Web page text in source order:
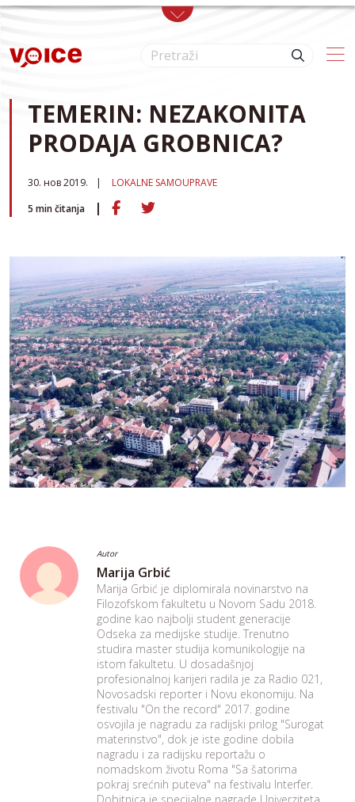
Skip to main content
TEMERIN: NEZAKONITA
PRODAJA GROBNICA?
30. нов 2019.
LOKALNE SAMOUPRAVE
5 min čitanja
Autor
Marija Grbić
Marija Grbić je diplomirala novinarstvo na
Filozofskom fakultetu u Novom Sadu 2018.
godine kao najbolji student generacije
Odseka za medijske studije. Trenutno
studira master studija komunikologije na
istom fakultetu. U dosadašnjoj
profesionalnoj karijeri radila je za Radio 021,
Novosadski reporter i Novu ekonomiju. Na
festivalu "On the record" 2017. godine
osvojila je nagradu za radijski prilog "Surogat
materinstvo", dok je iste godine dobila
nagradu i za radijsku reportažu o
nomadskom životu Roma "Sa šatorima
pokraj srećnih puteva" na festivalu Interfer.
Dobitnica je specijalne nagrade Univerziteta